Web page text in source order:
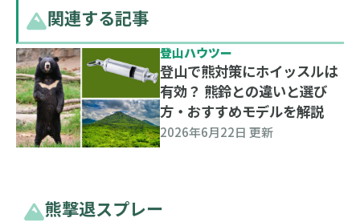
関連する記事
登山ハウツー
登山で熊対策にホイッスルは
有効？ 熊鈴との違いと選び
方・おすすめモデルを解説
2026年6月22日 更新
熊撃退スプレー